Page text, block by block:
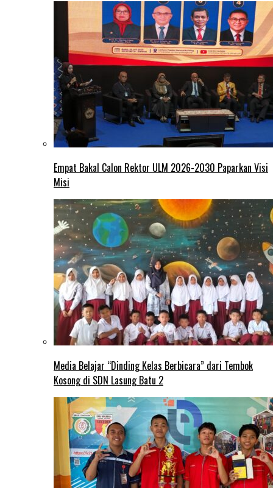
Empat Bakal Calon Rektor ULM 2026-2030 Paparkan Visi
Misi
Media Belajar “Dinding Kelas Berbicara” dari Tembok
Kosong di SDN Lasung Batu 2